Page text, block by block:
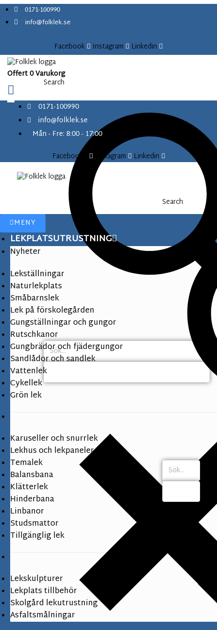
content
S
o
t
0171-100990
info@folklek.se
Facebook Instagram Linkedin
Offert0Varukorg
Search
0171-100990
info@folklek.se
Mån - Fre: 8:00 - 17:00
Facebook-f
Instagram Linkedin
Search
MENY
LEKPLATSUTRUSTNING
Nyheter
Lekställningar
Naturlekplats
Småbarnslek
Lek på förskolegården
Gungställningar och gungor
Rutschkanor
Gungbrädor och fjädergungor
Sandlådor och sandlek
Vattenlek
Cykellek
Grön lek
Karuseller och snurrlek
Lekhus och lekpaneler
Temalek
Balansbana
Klätterlek
Hinderbana
Linbanor
Studsmattor
Tillgänglig lek
Lekskulpturer
Lekplats tillbehör
Skolgård lekutrustning
Asfaltsmålningar